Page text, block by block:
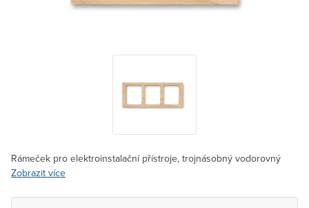
Rámeček pro elektroinstalační přístroje, trojnásobný vodorovný
Zobrazit více